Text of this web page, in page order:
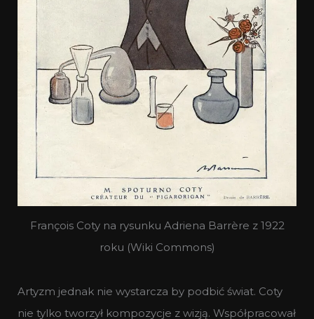
François Coty na rysunku Adriena Barrère z 1922
roku (Wiki Commons)
Artyzm jednak nie wystarcza by podbić świat. Coty
nie tylko tworzył kompozycje z wizją. Współpracował